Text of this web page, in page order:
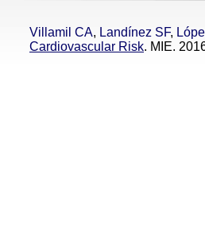
Villamil CA, Landínez SF,
Cardiovascular Risk. MIE.